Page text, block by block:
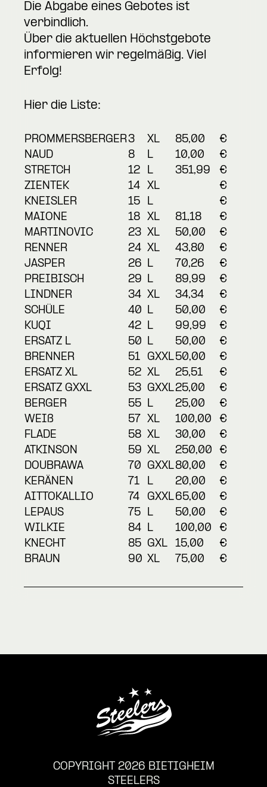
Die Abgabe eines Gebotes ist
verbindlich.
Über die aktuellen Höchstgebote
informieren wir regelmäßig. Viel
Erfolg!
Hier die Liste:
PROMMERSBERGER3 XL 85,00
€
NAUD
8 L 10,00
€
STRETCH
12 L 351,99
€
ZIENTEK
14 XL
€
KNEISLER
15 L
€
MAIONE
18 XL 81,18
€
MARTINOVIC
23 XL 50,00
€
RENNER
24 XL 43,80
€
JASPER
26 L 70,26
€
PREIBISCH
29 L 89,99
€
LINDNER
34 XL 34,34
€
SCHÜLE
40 L 50,00
€
KUQI
42 L 99,99
€
ERSATZ L
50 L 50,00
€
BRENNER
51 GXXL50,00
€
ERSATZ XL
52 XL 25,51
€
ERSATZ GXXL
53 GXXL25,00
€
BERGER
55 L 25,00
€
WEIß
57 XL 100,00
€
FLADE
58 XL 30,00
€
ATKINSON
59 XL 250,00
€
DOUBRAWA
70 GXXL80,00
€
KERÄNEN
71 L 20,00
€
AITTOKALLIO
74 GXXL65,00
€
LEPAUS
75 L 50,00
€
WILKIE
84 L 100,00
€
KNECHT
85 GXL 15,00
€
BRAUN
90 XL 75,00 €
COPYRIGHT 2026 BIETIGHEIM
STEELERS